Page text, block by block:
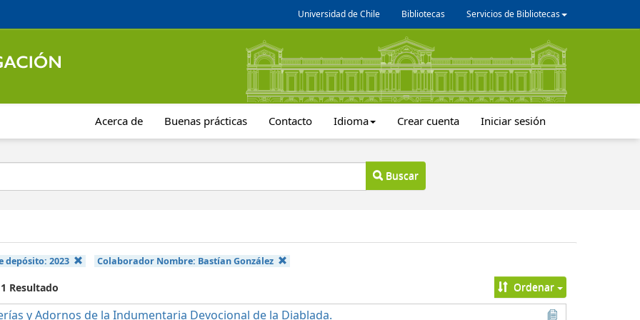
Universidad de Chile Bibliotecas Servicios de Bibliotecas
Acerca de Buenas prácticas Contacto Idioma Crear cuenta Iniciar sesión
Buscar
depósito: 2023 Colaborador Nombre: Bastían González
Resultado Ordenar
y Adornos de la Indumentaria Devocional de la Diablada.